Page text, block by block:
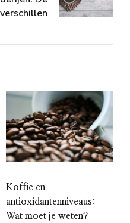
verschillen
Koffie en
antioxidantenniveaus:
Wat moet je weten?